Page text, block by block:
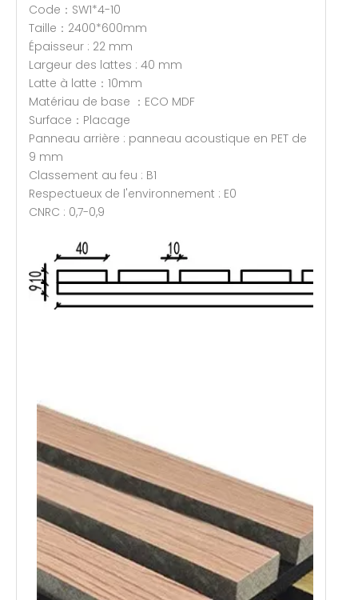
Code：SW1*4-10
Taille：2400*600mm
Épaisseur : 22 mm
Largeur des lattes : 40 mm
Latte à latte：10mm
Matériau de base ：ECO MDF
Surface：Placage
Panneau arrière : panneau acoustique en PET de
9 mm
Classement au feu : B1
Respectueux de l'environnement : E0
CNRC : 0,7-0,9